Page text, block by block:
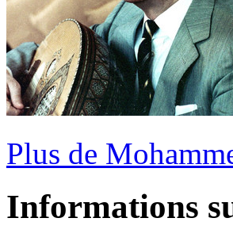
Plus de
Informations